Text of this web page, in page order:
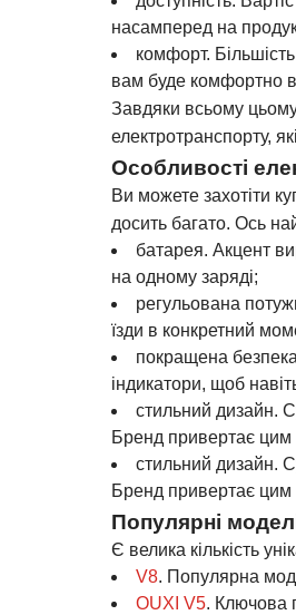
насамперед на
комфорт.
вам буде комфортно
Завдяки всьому цьому
електротранспорту,
Особливості
Ви можете захотіти
досить багато. Ось
батарея. Акцент
на одному заряді;
регульована
їзди в конкретний
покращена
індикатори, щоб
стильний дизайн.
Бренд привертає цим
стильний дизайн.
Бренд привертає цим
Популярні
Є велика кількість
V8. Популярна
OUXI V5. Ключова